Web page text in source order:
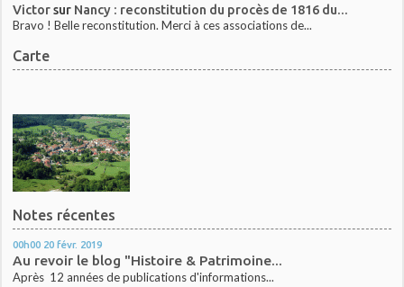
Victorsur Nancy : reconstitution du procès de 1816 du...
Bravo ! Belle reconstitution. Merci à ces associations de...
Carte
Notes récentes
00h00 20 févr. 2019
Au revoir le blog "Histoire & Patrimoine...
Après 12 années de publications d'informations...